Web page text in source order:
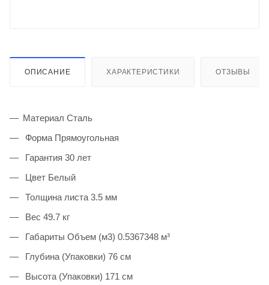
ОПИСАНИЕ ХАРАКТЕРИСТИКИ ОТЗЫВЫ
Материал Сталь
Форма Прямоугольная
Гарантия 30 лет
Цвет Белый
Толщина листа 3.5 мм
Вес 49.7 кг
Габариты Объем (м3) 0.5367348 м³
Глубина (Упаковки) 76 см
Высота (Упаковки) 171 см